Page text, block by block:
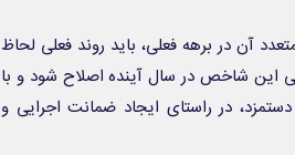
آن در برهه فعلی، باید روند فعلی لحاظ
این شاخص در سال آینده اصلاح شود و با
در راستای ایجاد ضمانت اجرایی و